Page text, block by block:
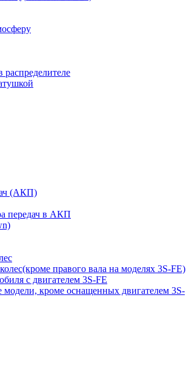
(АКП)
передач в АКП
правого вала на моделях 3S-FE)
с двигателем 3S-FE
модели, кроме оснащенных двигателем 3S-